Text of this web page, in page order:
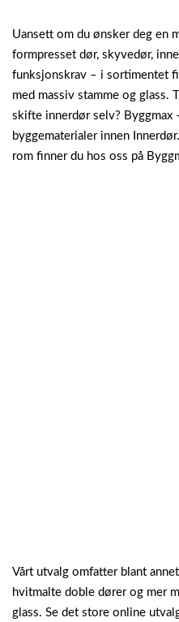
Uansett om du ønsker deg en
formpresset dør, skyvedør,
funksjonskrav – i sortimentet
med massiv stamme og glass.
skifte innerdør selv? Byggmax
byggematerialer innen
rom finner du hos oss på
Vårt utvalg omfatter blant
hvitmalte doble dører og mer
glass. Se det store online